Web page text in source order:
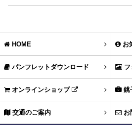
HOME お
パンフレットダウンロード
オンラインショップ 銚
交通のご案内 お